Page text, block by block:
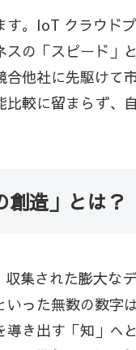
。IoT クラウド
の「スピード」
他社に先駆けて
較に留まらず、
造」とは？
集された膨大な
った無数の数字
き出す「知」へ